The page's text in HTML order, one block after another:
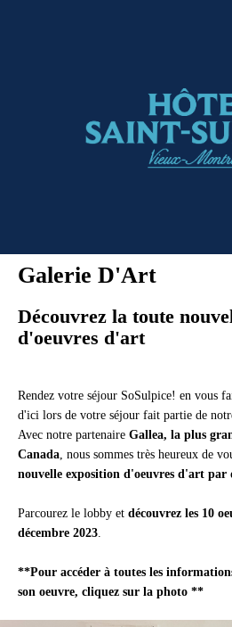
Galerie D'Art
Découvrez la toute
d'oeuvres d'art
Rendez votre séjour SoSulpice! en vous
d'ici lors de votre séjour fait partie de
Avec notre partenaire Gallea, la plus
Canada, nous sommes très heureux de
nouvelle exposition d'oeuvres d'art par
Parcourez le lobby et découvrez les 10
décembre 2023.
**Pour accéder à toutes les
son oeuvre, cliquez sur la photo **